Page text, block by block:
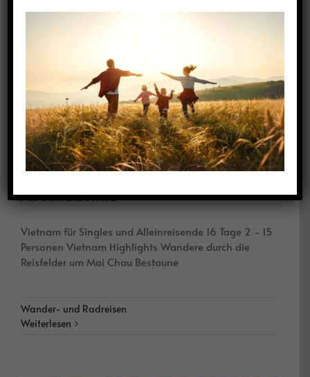
Vietnam für Singles und
Alleinreisende
Vietnam für Singles und Alleinreisende 16 Tage 2 - 15
Personen Vietnam Highlights Wandere durch die
Reisfelder um Mai Chau Bestaune
Wander- und Radreisen
Weiterlesen